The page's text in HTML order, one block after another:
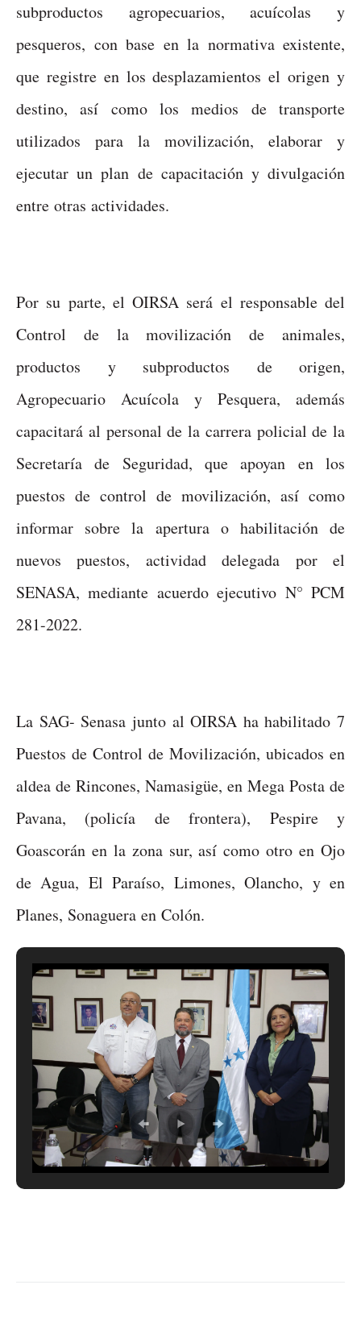
subproductos agropecuarios, acuícolas y
pesqueros, con base en la normativa existente,
que registre en los desplazamientos el origen y
destino, así como los medios de transporte
utilizados para la movilización, elaborar y
ejecutar un plan de capacitación y divulgación
entre otras actividades.
Por su parte, el OIRSA será el responsable del
Control de la movilización de animales,
productos y subproductos de origen,
Agropecuario Acuícola y Pesquera, además
capacitará al personal de la carrera policial de la
Secretaría de Seguridad, que apoyan en los
puestos de control de movilización, así como
informar sobre la apertura o habilitación de
nuevos puestos, actividad delegada por el
SENASA, mediante acuerdo ejecutivo N° PCM
281-2022.
La SAG- Senasa junto al OIRSA ha habilitado 7
Puestos de Control de Movilización, ubicados en
aldea de Rincones, Namasigüe, en Mega Posta de
Pavana, (policía de frontera), Pespire y
Goascorán en la zona sur, así como otro en Ojo
de Agua, El Paraíso, Limones, Olancho, y en
Planes, Sonaguera en Colón.